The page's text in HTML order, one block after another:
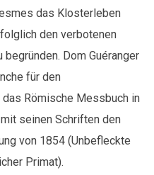
das Klosterleben
den verbotenen
Dom Guéranger
für den
Römische Messbuch in
seinen Schriften den
von 1854 (Unbefleckte
Primat).